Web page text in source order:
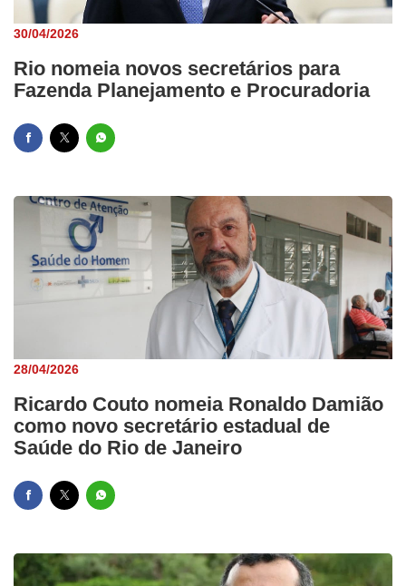
30/04/2026
Rio nomeia novos secretários para
Fazenda Planejamento e Procuradoria
28/04/2026
Ricardo Couto nomeia Ronaldo Damião
como novo secretário estadual de
Saúde do Rio de Janeiro